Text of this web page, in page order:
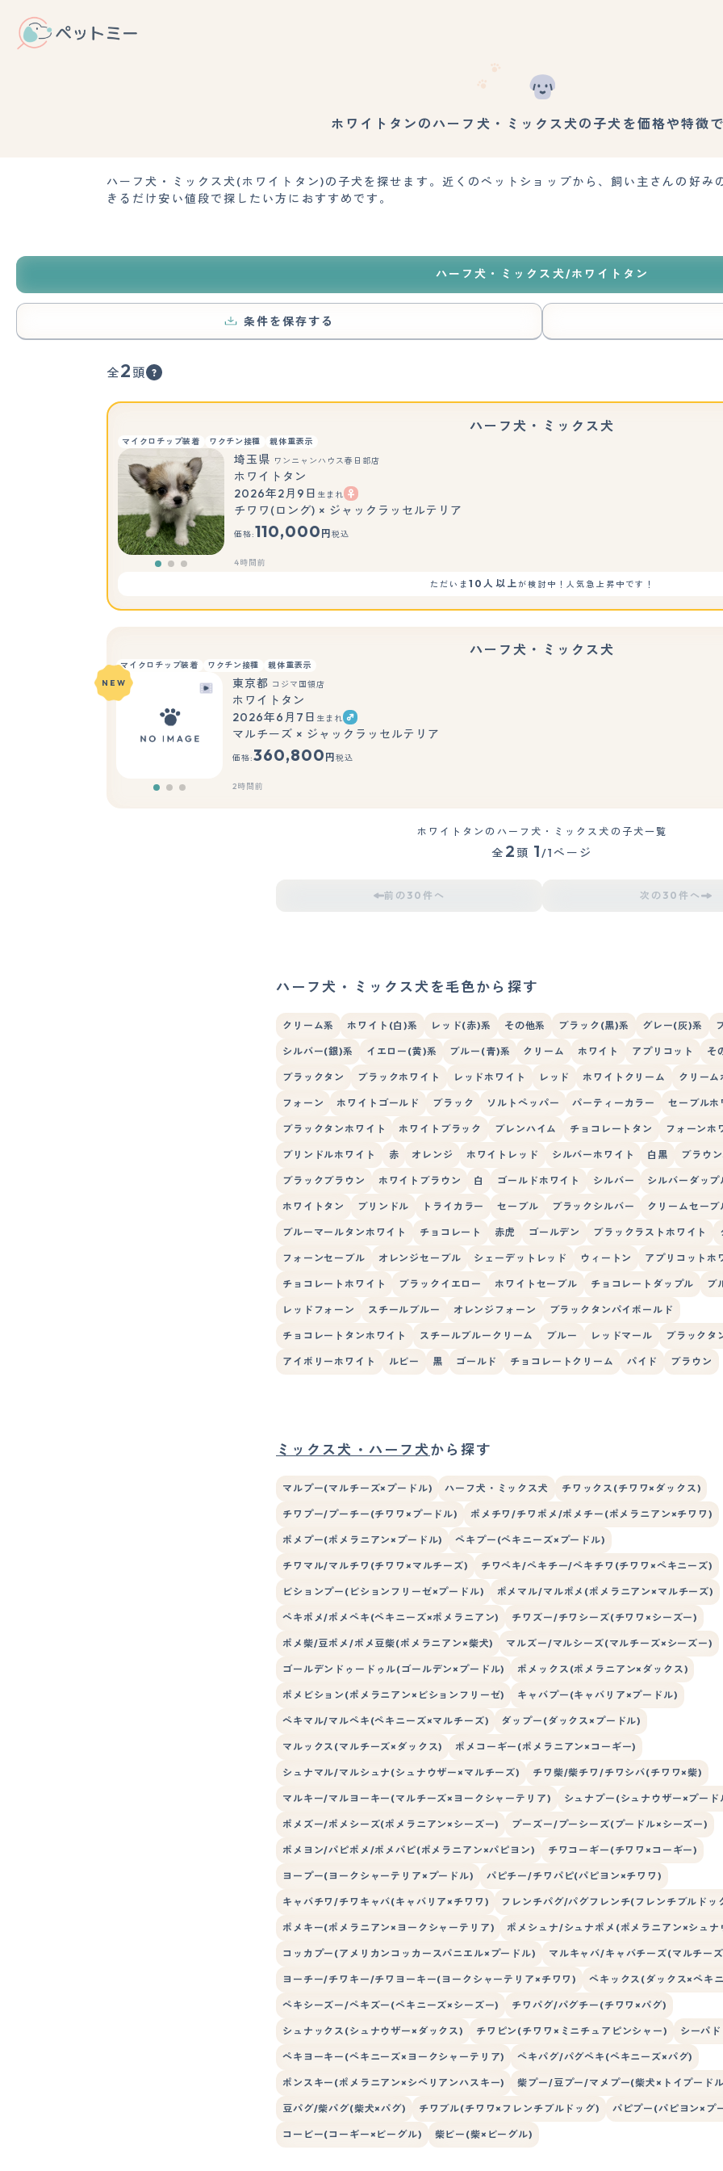
ホワイトタンのハーフ犬・ミックス犬の子犬を価格や特徴
ハーフ犬・ミックス犬(ホワイトタン)の子犬を探せます。近くのペットショップから、飼い主さんの好
きるだけ安い値段で探したい方におすすめです。
ハーフ犬・ミックス犬/ホワイトタン
条件を保存する
全2 頭
ハーフ犬・ミックス犬
マイクロチップ装着 ワクチン接種 親体重表示
もっと見る
埼玉県 ワンニャンハウス春日部店
ホワイトタン
2026年2月9日 生まれ
チワワ(ロング) × ジャックラッセルテリア
価格:110,000 円 税込
4時間前
ただいま10人以上が検討中！人気急上昇中です！
ハーフ犬・ミックス犬
マイクロチップ装着 ワクチン接種 親体重表示
もっと見る
NEW 東京都 コジマ国領店
ホワイトタン
2026年6月7日 生まれ
マルチーズ × ジャックラッセルテリア
価格:360,800 円 税込
2時間前
ホワイトタンのハーフ犬・ミックス犬の子犬一覧
全 2 頭 1/1ページ
前の30件へ 次の30件へ
ハーフ犬・ミックス犬を毛色から探す
クリーム系 ホワイト(白)系 レッド(赤)系 その他系 ブラック(黒)系 グレー(灰)系
シルバー(銀)系 イエロー(黄)系 ブルー(青)系 クリーム ホワイト アプリコット そ
ブラックタン ブラックホワイト レッドホワイト レッド ホワイトクリーム クリー
フォーン ホワイトゴールド ブラック ソルトペッパー パーティーカラー セーブルホ
ブラックタンホワイト ホワイトブラック ブレンハイム チョコレートタン フォーンホ
ブリンドルホワイト 赤 オレンジ ホワイトレッド シルバーホワイト 白黒 ブラウ
ブラックブラウン ホワイトブラウン 白 ゴールドホワイト シルバー シルバーダップ
ホワイトタン ブリンドル トライカラー セーブル ブラックシルバー クリームセーブ
ブルーマールタンホワイト チョコレート 赤虎 ゴールデン ブラックラストホワイト
フォーンセーブル オレンジセーブル シェーデットレッド ウィートン アプリコットホ
チョコレートホワイト ブラックイエロー ホワイトセーブル チョコレートダップル ブ
レッドフォーン スチールブルー オレンジフォーン ブラックタンパイボールド
チョコレートタンホワイト スチールブルークリーム ブルー レッドマール ブラックタ
アイボリーホワイト ルビー 黒 ゴールド チョコレートクリーム パイド ブラウン
ミックス犬・ハーフ犬から探す
マルプー(マルチーズ×プードル) ハーフ犬・ミックス犬 チワックス(チワワ×ダックス)
チワプー/プーチー(チワワ×プードル) ポメチワ/チワポメ/ポメチー(ポメラニアン×チワワ)
ポメプー(ポメラニアン×プードル) ペキプー(ペキニーズ×プードル)
チワマル/マルチワ(チワワ×マルチーズ) チワペキ/ペキチー/ペキチワ(チワワ×ペキニーズ)
ビションプー(ビションフリーゼ×プードル) ポメマル/マルポメ(ポメラニアン×マルチーズ)
ペキポメ/ポメペキ(ペキニーズ×ポメラニアン) チワズー/チワシーズ(チワワ×シーズー)
ポメ柴/豆ポメ/ポメ豆柴(ポメラニアン×柴犬) マルズー/マルシーズ(マルチーズ×シーズー)
ゴールデンドゥードゥル(ゴールデン×プードル) ポメックス(ポメラニアン×ダックス)
ポメビション(ポメラニアン×ビションフリーゼ) キャバプー(キャバリア×プードル)
ペキマル/マルペキ(ペキニーズ×マルチーズ) ダップー(ダックス×プードル)
マルックス(マルチーズ×ダックス) ポメコーギー(ポメラニアン×コーギー)
シュナマル/マルシュナ(シュナウザー×マルチーズ) チワ柴/柴チワ/チワシバ(チワワ×柴)
マルキー/マルヨーキー(マルチーズ×ヨークシャーテリア) シュナプー(シュナウザー×プード
ポメズー/ポメシーズ(ポメラニアン×シーズー) プーズー/プーシーズ(プードル×シーズー)
ポメヨン/パピポメ/ポメパピ(ポメラニアン×パピヨン) チワコーギー(チワワ×コーギー)
ヨープー(ヨークシャーテリア×プードル) パピチー/チワパピ(パピヨン×チワワ)
キャバチワ/チワキャバ(キャバリア×チワワ) フレンチパグ/パグフレンチ(フレンチブルドッ
ポメキー(ポメラニアン×ヨークシャーテリア) ポメシュナ/シュナポメ(ポメラニアン×シュナ
コッカプー(アメリカンコッカースパニエル×プードル) マルキャバ/キャバチーズ(マルチー
ヨーチー/チワキー/チワヨーキー(ヨークシャーテリア×チワワ) ペキックス(ダックス×ペキ
ペキシーズー/ペキズー(ペキニーズ×シーズー) チワパグ/パグチー(チワワ×パグ)
シュナックス(シュナウザー×ダックス) チワピン(チワワ×ミニチュアピンシャー) シーパ
ペキヨーキー(ペキニーズ×ヨークシャーテリア) ペキパグ/パグペキ(ペキニーズ×パグ)
ポンスキー(ポメラニアン×シベリアンハスキー) 柴プー/豆プー/マメプー(柴犬×トイプード
豆パグ/柴パグ(柴犬×パグ) チワブル(チワワ×フレンチブルドッグ) パピプー(パピヨン×プ
コービー(コーギー×ビーグル) 柴ビー(柴×ビーグル)